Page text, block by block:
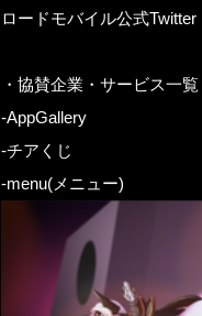
ロードモバイル公式Twitter
・協賛企業・サービス一覧
-AppGallery
-チアくじ
-menu(メニュー)